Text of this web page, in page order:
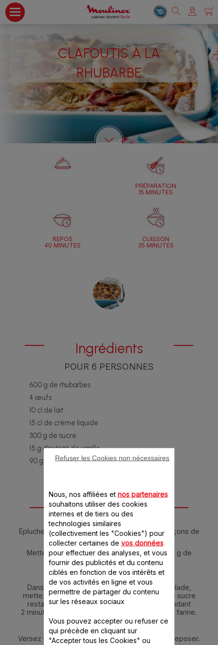
CLAFOUTIS À LA
RHUBARBE
PRÉPARATION
15 MINUTES
REPOS
40 MINUTES
CUISSON
35 MINUTES
Ingrédients
POUR 6 PERSONNES
600 g de rhubarbes
4 œufs
10 cl de lait
15 cl de crème liquide
300 g de sucre
15 g d’extrait de vanille
90 g de farine
Instructions
Épluchez la rhubarbe et taillez-la en petits tronçons de
2 cm.
Mettez-la dans un plat et saupoudrez de 150 g de
sucre.
Laissez reposer 40 minutes.
Dans le robot muni du couteau hachoir Ultrablade,
mettez les œufs, le lait, la crème, les 150 g de sucre
restants et la vanille. Mixez en vitesse 10 pendant
2 minutes. Au bout de 30 secondes, ajoutez la farine.
Beurrez et farinez un moule à manqué.
Versez la préparation dans le moule et laissez reposer.
Nous, nos affiliées et nos partenaires
souhaitons utiliser des cookies
internes et de tiers ou des
technologies similaires
(collectivement les "Cookies") pour
collecter certaines de vos données
pour effectuer des analyses, et vous
fournir des publicités et du contenu
ciblés en fonction de vos intérêts et
de vos activités en ligne et vous
permettre de partager du contenu
sur les réseaux sociaux
Vous pouvez accepter ou refuser ce
qui précède en cliquant sur
"Accepter tous les Cookies" ou
Refuser les Cookies non nécessaires